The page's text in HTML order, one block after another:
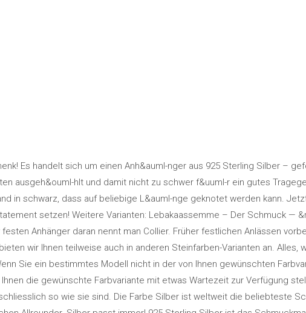
Es handelt sich um einen Anh&auml-nger aus 925 Sterling Silber –
ausgeh&ouml-hlt und damit nicht zu schwer f&uuml-r ein gutes
in schwarz, dass auf beliebige L&auml-nge geknotet werden kann.
setzen! Weitere Varianten: Lebakaassemme – Der Schmuck —
Anhänger daran nennt man Collier. Früher festlichen Anlässen
wir Ihnen teilweise auch in anderen Steinfarben-Varianten an. Alles,
Sie ein bestimmtes Modell nicht in der von Ihnen gewünschten
die gewünschte Farbvariante mit etwas Wartezeit zur Verfügung
so wie sie sind. Die Farbe Silber ist weltweit die beliebteste